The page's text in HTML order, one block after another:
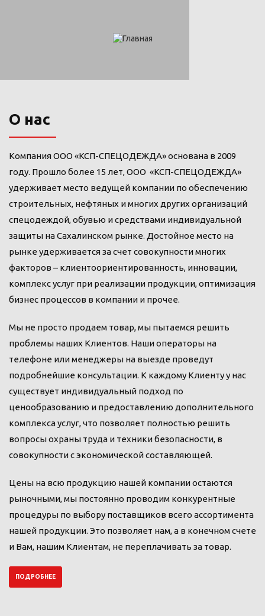
О нас
Компания ООО «КСП-СПЕЦОДЕЖДА» основана в 2009
году. Прошло более 15 лет, ООО «КСП-СПЕЦОДЕЖДА»
удерживает место ведущей компании по обеспечению
строительных, нефтяных и многих других организаций
спецодеждой, обувью и средствами индивидуальной
защиты на Сахалинском рынке. Достойное место на
рынке удерживается за счет совокупности многих
факторов – клиентоориентированность, инновации,
комплекс услуг при реализации продукции, оптимизация
бизнес процессов в компании и прочее.
Мы не просто продаем товар, мы пытаемся решить
проблемы наших Клиентов. Наши операторы на
телефоне или менеджеры на выезде проведут
подробнейшие консультации. К каждому Клиенту у нас
существует индивидуальный подход по
ценообразованию и предоставлению дополнительного
комплекса услуг, что позволяет полностью решить
вопросы охраны труда и техники безопасности, в
совокупности с экономической составляющей.
Цены на всю продукцию нашей компании остаются
рыночными, мы постоянно проводим конкурентные
процедуры по выбору поставщиков всего ассортимента
нашей продукции. Это позволяет нам, а в конечном счете
и Вам, нашим Клиентам, не переплачивать за товар.
ПОДРОБНЕЕ